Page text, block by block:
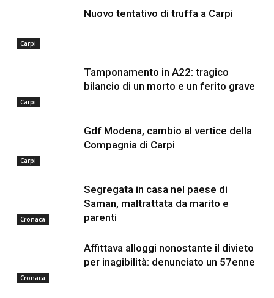
Carpi
Nuovo tentativo di truffa a Carpi
Carpi
Tamponamento in A22: tragico
bilancio di un morto e un ferito grave
Carpi
Gdf Modena, cambio al vertice della
Compagnia di Carpi
Cronaca
Segregata in casa nel paese di
Saman, maltrattata da marito e
parenti
Cronaca
Affittava alloggi nonostante il divieto
per inagibilità: denunciato un 57enne